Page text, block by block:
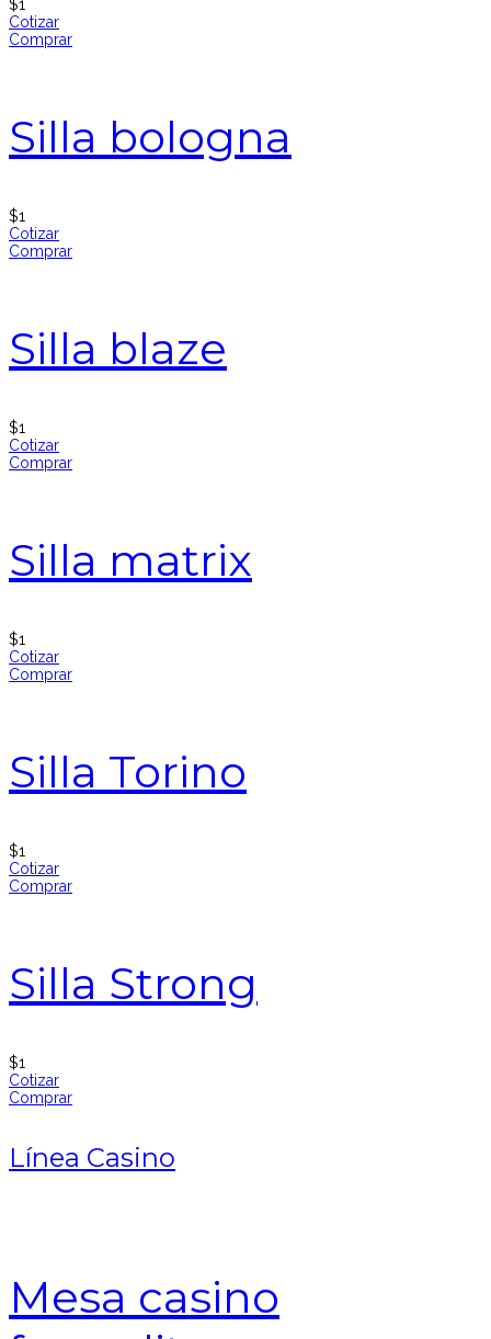
$1
Cotizar
Comprar
Silla bologna
$1
Cotizar
Comprar
Silla blaze
$1
Cotizar
Comprar
Silla matrix
$1
Cotizar
Comprar
Silla Torino
$1
Cotizar
Comprar
Silla Strong
$1
Cotizar
Comprar
Línea Casino
Mesa casino